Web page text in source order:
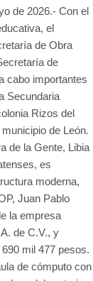
de 2026.- Con el
el
de Obra
de
cabo importantes
Secundaria
Rizos del
de León.
de la Gente, Libia
es
moderna,
Juan Pablo
la empresa
de C.V., y
mil 477 pesos.
de cómputo con